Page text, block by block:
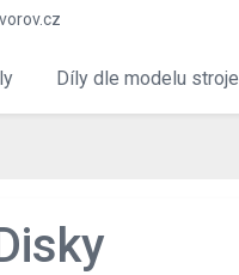
Díly dle modelu stroje